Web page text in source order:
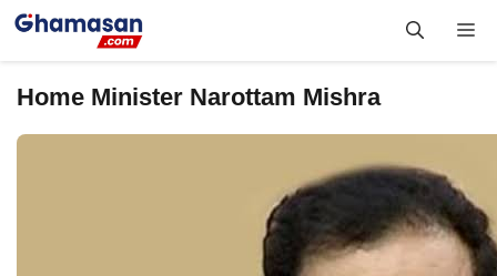
Skip
Home Minister Narottam Mishra